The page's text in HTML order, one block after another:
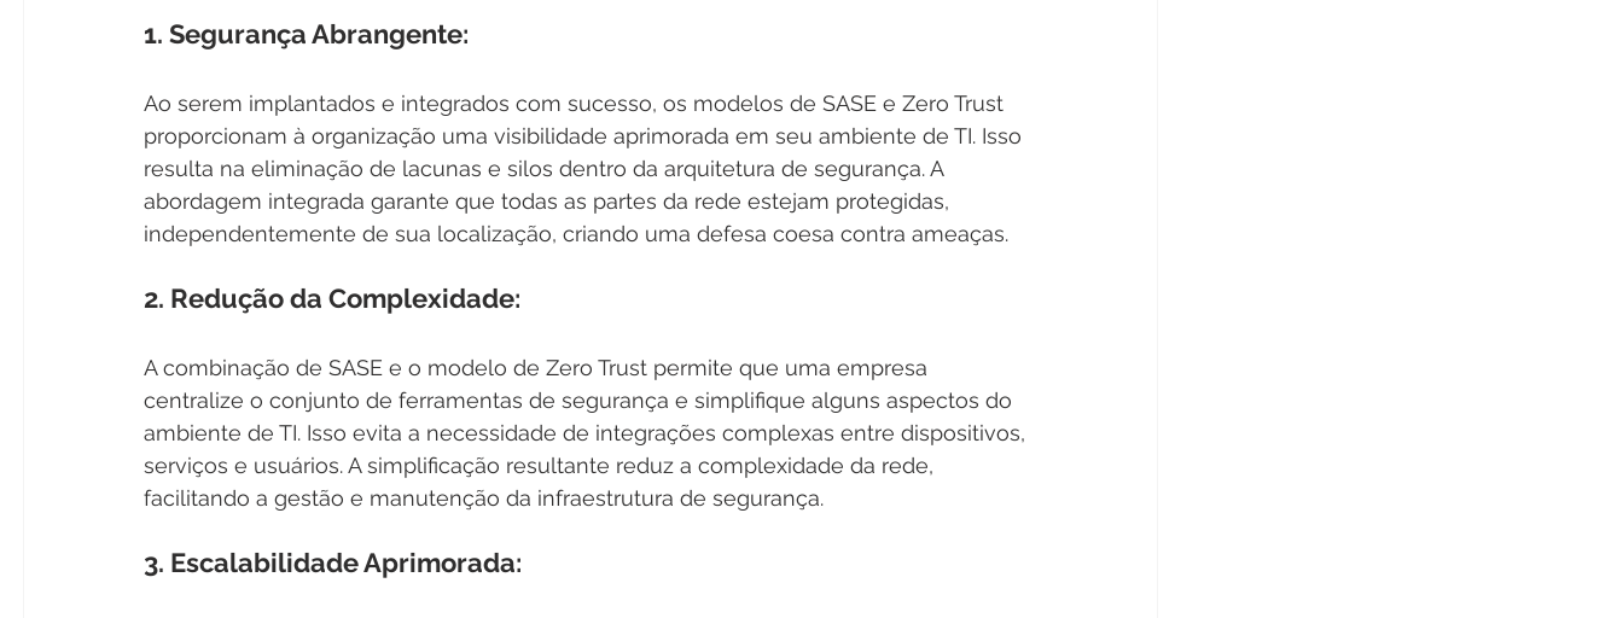
1. Segurança Abrangente:
Ao serem implantados e integrados com sucesso, os modelos de SASE e Zero Trust
proporcionam à organização uma visibilidade aprimorada em seu ambiente de TI. Isso
resulta na eliminação de lacunas e silos dentro da arquitetura de segurança. A
abordagem integrada garante que todas as partes da rede estejam protegidas,
independentemente de sua localização, criando uma defesa coesa contra ameaças.
2. Redução da Complexidade:
A combinação de SASE e o modelo de Zero Trust permite que uma empresa
centralize o conjunto de ferramentas de segurança e simplifique alguns aspectos do
ambiente de TI. Isso evita a necessidade de integrações complexas entre dispositivos,
serviços e usuários. A simplificação resultante reduz a complexidade da rede,
facilitando a gestão e manutenção da infraestrutura de segurança.
3. Escalabilidade Aprimorada: